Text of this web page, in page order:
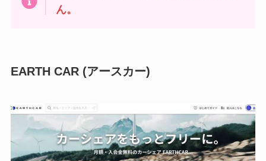
ん。
EARTH CAR (アースカー)